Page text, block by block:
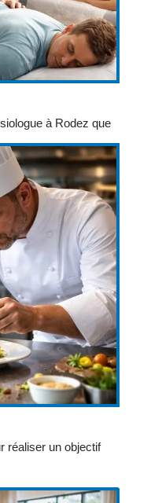
à Rodez que
réaliser un objectif